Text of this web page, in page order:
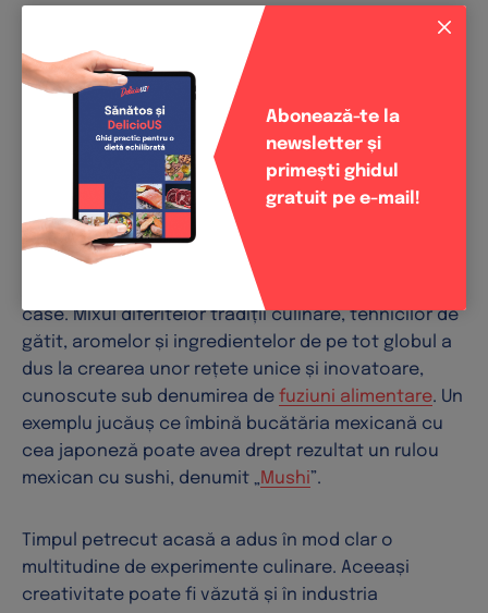
Fuziuni alimentare și bucătărie
experimentală
Contextul pandemic al anilor trecuți a afectat
consumatorii în multe moduri, inclusiv atunci când
vorbim despre poftele alimentare. Timpul petrecut
acasă și incapacitatea de a călători a trezit o
dorință de descoperiri culinare și delicii exotice.
Prin arome și mâncare, oamenii sunt capabili să
exploreze lumea largă chiar din interiorul propriei
case. Mixul diferitelor tradiții culinare, tehnicilor de
gătit, aromelor și ingredientelor de pe tot globul a
dus la crearea unor rețete unice și inovatoare,
cunoscute sub denumirea de fuziuni alimentare. Un
exemplu jucăuș ce îmbină bucătăria mexicană cu
cea japoneză poate avea drept rezultat un rulou
mexican cu sushi, denumit „Mushi”.
Timpul petrecut acasă a adus în mod clar o
multitudine de experimente culinare. Aceeași
creativitate poate fi văzută și în industria
Abonează-te la
newsletter și
primești ghidul
gratuit pe e-mail!